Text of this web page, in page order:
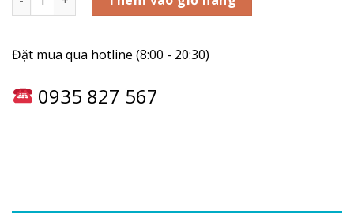
Đặt mua qua hotline (8:00 - 20:30)
0935 827 567